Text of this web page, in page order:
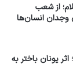
از شعب
وجدان انسان‌ها
یونان باختر به